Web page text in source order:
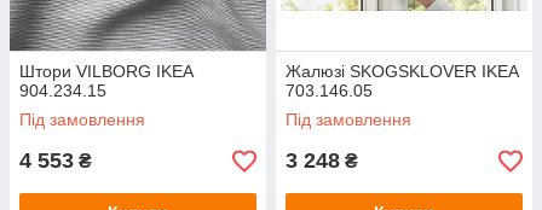
Штори VILBORG IKEA
904.234.15
Під замовлення
4 553 ₴
Жалюзі SKOGSKLOVER IKEA
703.146.05
Під замовлення
3 248 ₴